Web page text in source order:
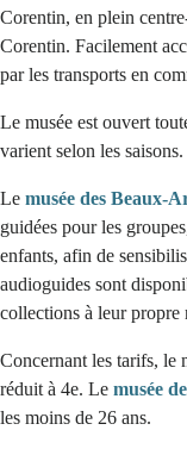
Corentin, en plein
Corentin. Facilement
par les transports en
Le musée est ouvert
varient selon les saisons.
Le musée des Beaux-
guidées pour les
enfants, afin de
audioguides sont
collections à leur propre
Concernant les tarifs, le
réduit à 4e. Le musée
les moins de 26 ans.